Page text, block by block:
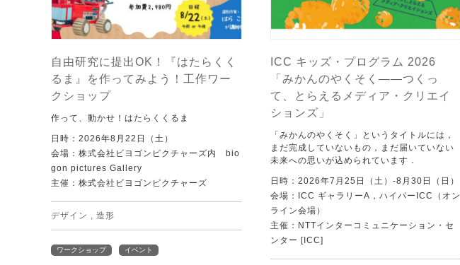
自由研究に提出OK！『はたらくく
るま』を作ってみよう！工作ワー
クショップ
作って、動かせ！はたらくくるま
日時：2026年8月22日（土）
会場：株式会社ビヨゴンピクチャーズ内 bio
gon pictures Gallery
主催：株式会社ビヨゴンピクチャーズ
デザイン 造形
ワークショップ イベント
ICC キッズ・プログラム 2026
「みかんのやくそく——つくっ
て、とらえるメディア・クリエイ
ションズ」
「みかんのやくそく」というタイトルには，
まだ完成していないもの，まだ届いていない
未来への思いが込められています．
日時：2026年7月25日（土）-8月30日（日）
会場：ICC ギャラリーA，ハイパーICC（オン
ライン会場）
主催：NTTインターコミュニケーション・セ
ンター [ICC]